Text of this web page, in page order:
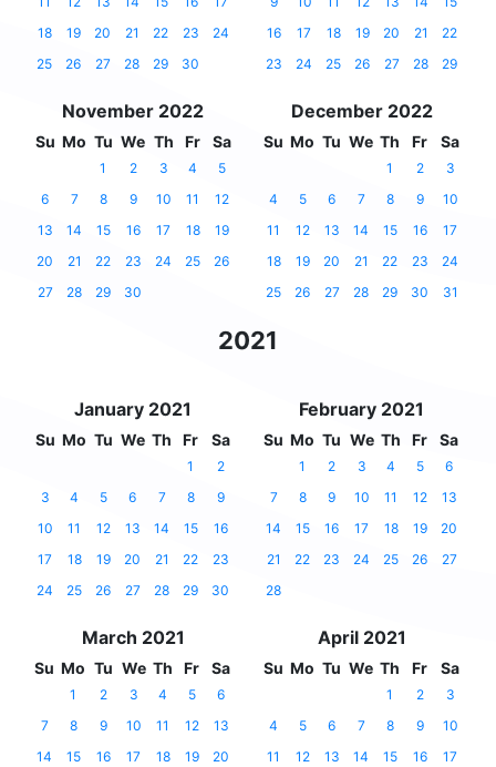
18
19 20 21 22 23
24
25
26 27 28 29 30
16
17 18 19 20 21
22
23
24 25 26 27 28 29
November 2022
Su Mo Tu We Th Fr Sa
1 2 3 4
5
6
7 8 9 10 11
12
13
14 15 16 17 18
19
20
21 22 23 24 25
26
27
28 29 30
December 2022
Su Mo Tu We Th Fr Sa
1 2
3
4
5 6 7 8 9
10
11
12 13 14 15 16
17
18
19 20 21 22 23
24
25
26 27 28 29 30 31
2021
January 2021
Su Mo Tu We Th Fr Sa
1
2
3
4 5 6 7 8
9
10
11 12 13 14 15
16
17
18 19 20 21 22
23
24
25 26 27 28 29 30
February 2021
Su Mo Tu We Th Fr Sa
1 2 3 4 5
6
7
8 9 10 11 12
13
14
15 16 17 18 19
20
21
22 23 24 25 26
27
28
March 2021
Su Mo Tu We Th Fr Sa
1 2 3 4 5
6
7
8 9 10 11 12
13
14
15 16 17 18 19
20
April 2021
Su Mo Tu We Th Fr Sa
1 2
3
4
5 6 7 8 9
10
11
12 13 14 15 16
17